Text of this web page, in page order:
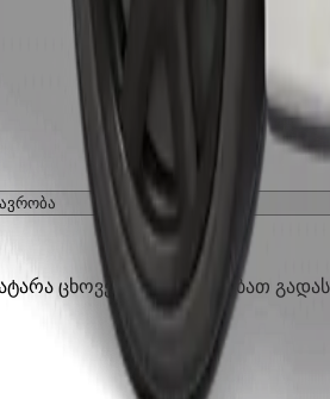
ცხოველებს სჭირდებათ